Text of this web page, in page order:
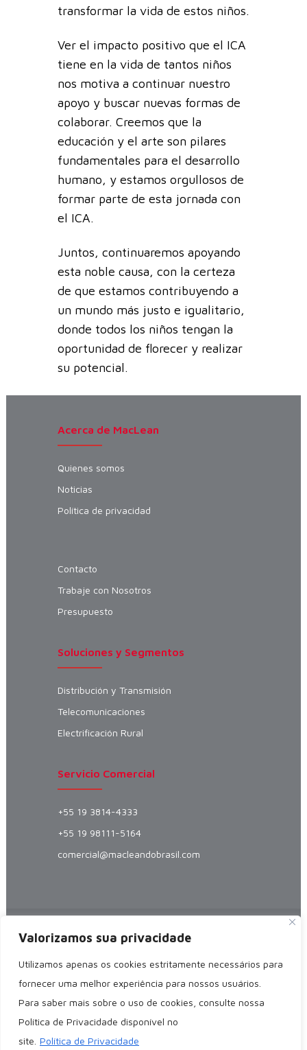
Valorizamos sua privacidade
Utilizamos apenas os cookies estritamente necessários para
fornecer uma melhor experiência para nossos usuários.
Para saber mais sobre o uso de cookies, consulte nossa
Política de Privacidade disponível no
site. Política de Privacidade
transformar la vida de estos niños.
Ver el impacto positivo que el ICA
tiene en la vida de tantos niños
nos motiva a continuar nuestro
apoyo y buscar nuevas formas de
colaborar. Creemos que la
educación y el arte son pilares
fundamentales para el desarrollo
humano, y estamos orgullosos de
formar parte de esta jornada con
el ICA.
Juntos, continuaremos apoyando
esta noble causa, con la certeza
de que estamos contribuyendo a
un mundo más justo e igualitario,
donde todos los niños tengan la
oportunidad de florecer y realizar
su potencial.
Acerca de MacLean
Quienes somos
Noticias
Política de privacidad
Contacto
Trabaje con Nosotros
Presupuesto
Soluciones y Segmentos
Distribución y Transmisión
Telecomunicaciones
Electrificación Rural
Servicio Comercial
+55 19 3814-4333
+55 19 98111-5164
comercial@macleandobrasil.com
MacLean Power Systems
Flejes Preformados y Lazos Preformados
para redes de distribución y transmisión de
energía, telecomunicaciones y
electrificación rural. Atendiendo a clientes
en todo Brasil y América Latina.